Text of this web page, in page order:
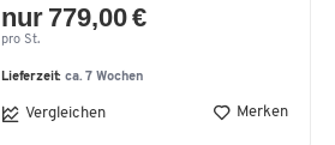
nur 779,00 €
pro St.
Lieferzeit:ca. 7 Wochen
Vergleichen Merken